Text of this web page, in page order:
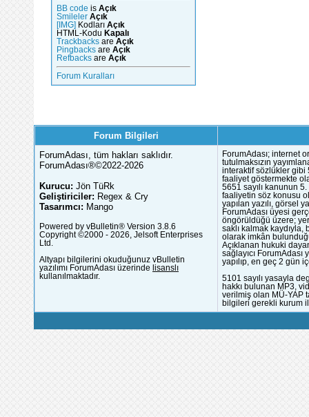
BB code is Açık
Smileler Açık
[IMG]
Kodları Açık
HTML-Kodu Kapalı
Trackbacks are Açık
Pingbacks are Açık
Refbacks are Açık
Forum Kuralları
Forum Bilgileri
ForumAdası, tüm hakları saklıdır.
ForumAdası®©2022-2026
Kurucu: Jön TüRk
Geliştiriciler: Regex & Cry
Tasarımcı: Mango
Powered by vBulletin® Version 3.8.6
Copyright ©2000 - 2026, Jelsoft Enterprises
Ltd.
Altyapı bilgilerini okuduğunuz vBulletin
yazılımı ForumAdası üzerinde lisanslı
kullanılmaktadır.
ForumAdası; internet
tutulmaksızın
interaktif sözlükler gibi
faaliyet göstermekte
5651 sayılı kanunun
faaliyetin söz konusu
yapılan yazılı, görsel
ForumAdası üyesi
öngörüldüğü üzere;
saklı kalmak
olarak imkân
Açıklanan hukuki
sağlayıcı
yapılıp, en geç 2 gün
5101 sayılı yasayla
hakkı bulunan MP3,
verilmiş olan MÜ-YAP
bilgileri gerekli kurum